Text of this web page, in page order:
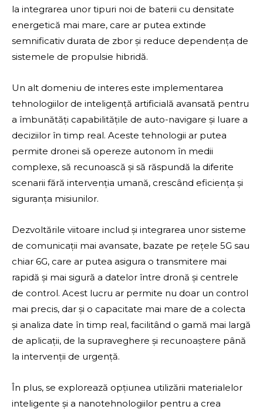
la integrarea unor tipuri noi de baterii cu densitate
energetică mai mare, care ar putea extinde
semnificativ durata de zbor și reduce dependența de
sistemele de propulsie hibridă.
Un alt domeniu de interes este implementarea
tehnologiilor de inteligență artificială avansată pentru
a îmbunătăți capabilitățile de auto-navigare și luare a
deciziilor în timp real. Aceste tehnologii ar putea
permite dronei să opereze autonom în medii
complexe, să recunoască și să răspundă la diferite
scenarii fără intervenția umană, crescând eficiența și
siguranța misiunilor.
Dezvoltările viitoare includ și integrarea unor sisteme
de comunicații mai avansate, bazate pe rețele 5G sau
chiar 6G, care ar putea asigura o transmitere mai
rapidă și mai sigură a datelor între dronă și centrele
de control. Acest lucru ar permite nu doar un control
mai precis, dar și o capacitate mai mare de a colecta
și analiza date în timp real, facilitând o gamă mai largă
de aplicații, de la supraveghere și recunoaștere până
la intervenții de urgență.
În plus, se explorează opțiunea utilizării materialelor
inteligente și a nanotehnologiilor pentru a crea